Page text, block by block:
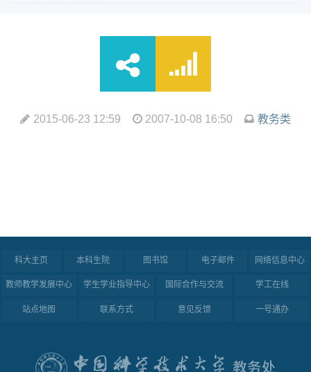
2015-06-23 12:59 2007-10-08 16:50 教务类
科大主页 本科生院 图书馆 电子邮件 网络信息中心
教师教学发展中心 学生学业指导中心 国际合作与交流 学工在线
站点地图 联系方式 意见反馈 一号通办